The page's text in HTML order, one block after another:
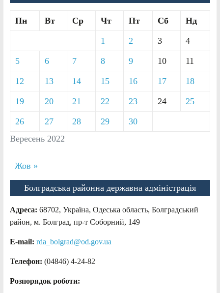
Вересень 2022
Пн Вт Ср Чт Пт Сб Нд
1 2 3 4
5 6 7 8 9 10 11
12 13 14 15 16 17 18
19 20 21 22 23 24 25
26 27 28 29 30
Жов »
Болградська районна державна адміністрація
Адреса: 68702, Україна, Одеська область, Болградський
район, м. Болград, пр-т Соборний, 149
E-mail: rda_bolgrad@od.gov.ua
Телефон: (04846) 4-24-82
Розпорядок роботи: